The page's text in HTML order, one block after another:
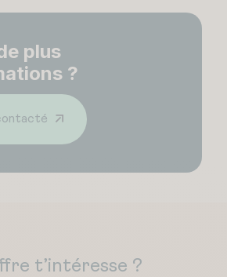
plus
?
t’intéresse ?